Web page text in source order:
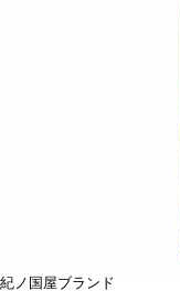
紀ノ国屋ブランド